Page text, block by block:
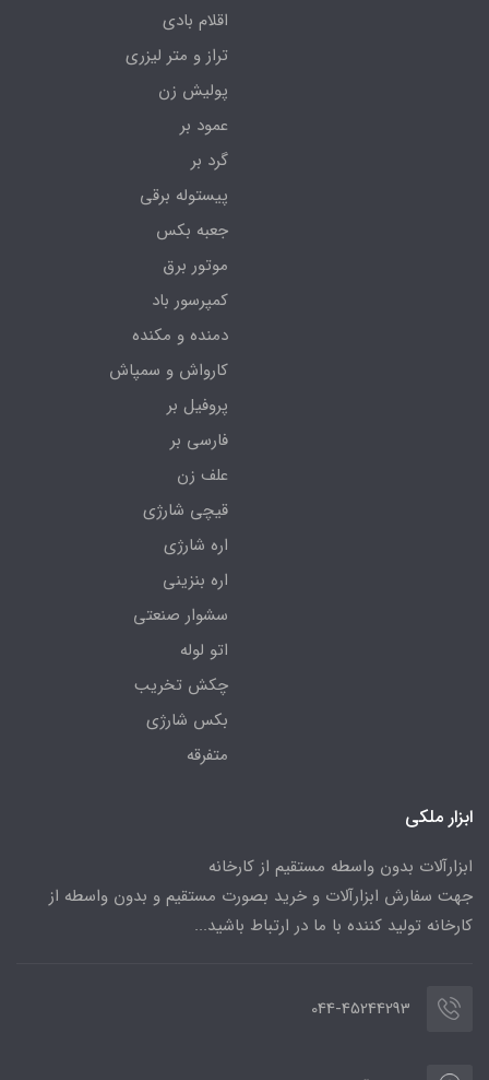
اقلام بادی
تراز و متر لیزری
پولیش زن
عمود بر
گرد بر
پیستوله برقی
جعبه بکس
موتور برق
کمپرسور باد
دمنده و مکنده
کارواش و سمپاش
پروفیل بر
فارسی بر
علف زن
قیچی شارژی
اره شارژی
اره بنزینی
سشوار صنعتی
اتو لوله
چکش تخریب
بکس شارژی
متفرقه
ابزار ملکی
ابزارآلات بدون واسطه مستقیم از کارخانه
جهت سفارش ابزارآلات و خرید بصورت مستقیم و بدون واسطه از
کارخانه تولید کننده با ما در ارتباط باشید...
044-45244293